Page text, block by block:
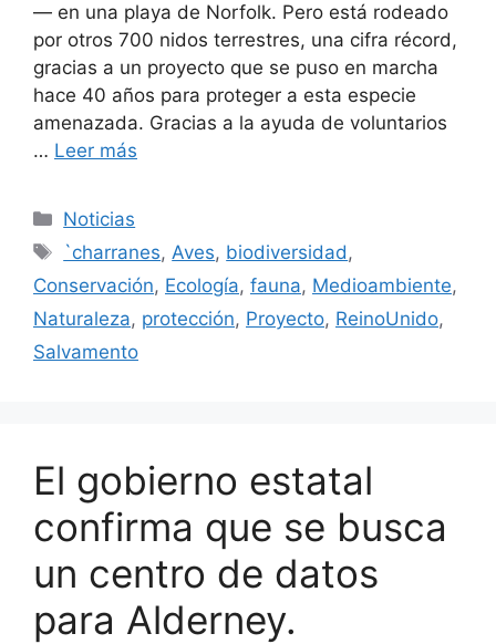
— en una playa de Norfolk. Pero está rodeado
por otros 700 nidos terrestres, una cifra récord,
gracias a un proyecto que se puso en marcha
hace 40 años para proteger a esta especie
amenazada. Gracias a la ayuda de voluntarios
… Leer más
Categorías
Noticias
Etiquetas
`charranes,Aves, biodiversidad,
Conservación, Ecología, fauna, Medioambiente,
Naturaleza, protección, Proyecto, ReinoUnido,
Salvamento
El gobierno estatal
confirma que se busca
un centro de datos
para Alderney.